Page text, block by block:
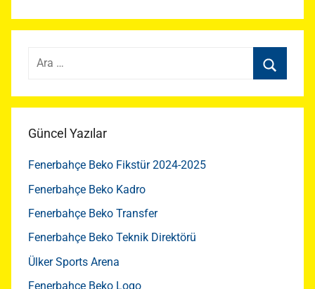
Arama:
Güncel Yazılar
Fenerbahçe Beko Fikstür 2024-2025
Fenerbahçe Beko Kadro
Fenerbahçe Beko Transfer
Fenerbahçe Beko Teknik Direktörü
Ülker Sports Arena
Fenerbahçe Beko Logo